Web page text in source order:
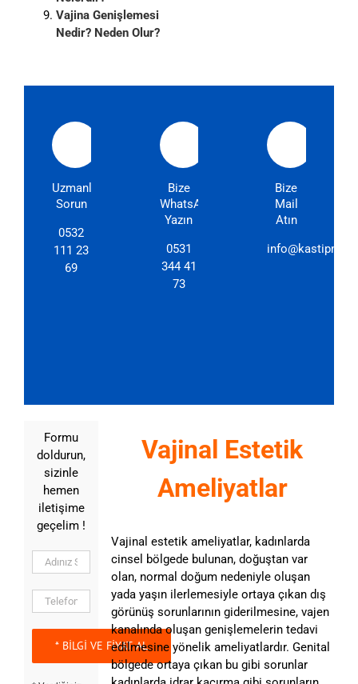
Vajina Genişlemesi
Nedir? Neden Olur?
Uzmanlarımıza
Sorun
0532
111 23
69
Bize
WhatsApp'dan
Yazın
0531
344 41
73
Bize
Mail
Atın
Formu
doldurun,
sizinle
hemen
iletişime
geçelim !
Vajinal Estetik
Ameliyatlar
Vajinal estetik ameliyatlar, kadınlarda
cinsel bölgede bulunan, doğuştan var
olan, normal doğum nedeniyle oluşan
yada yaşın ilerlemesiyle ortaya çıkan dış
görünüş sorunlarının giderilmesine, vajen
kanalında oluşan genişlemelerin tedavi
edilmesine yönelik ameliyatlardır. Genital
bölgede ortaya çıkan bu gibi sorunlar